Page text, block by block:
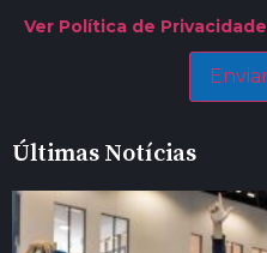
Ver Política de Privacidade
Últimas Notícias